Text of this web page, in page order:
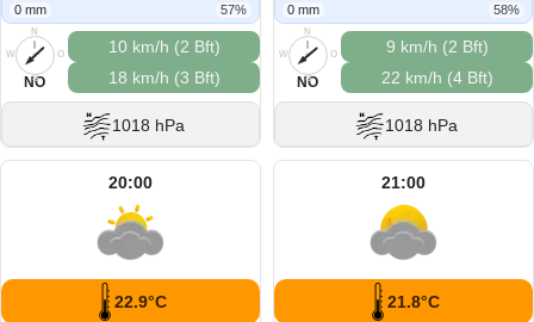
0 mm 57%
N
O
S
W
NO
10 km/h (2 Bft)
18 km/h (3 Bft)
1018 hPa
0 mm 58%
N
O
S
W
NO
9 km/h (2 Bft)
22 km/h (4 Bft)
1018 hPa
20:00
22.9°C
21:00
21.8°C